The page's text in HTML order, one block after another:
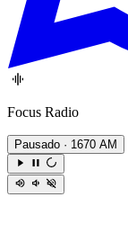
Focus Radio
Pausado · 1670 AM